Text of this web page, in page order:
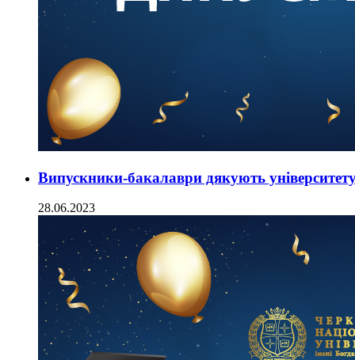
Випускники-бакалаври дякують
28.06.2023